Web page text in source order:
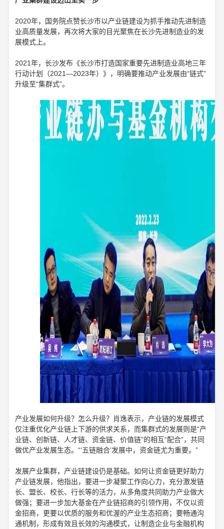
2020年，国务院点赞长沙市以产业链建设为抓手推动先进制造
业高质量发展，再次将大家的目光聚焦在长沙先进制造业的发
展模式上。
2021年，长沙发布《长沙市打造国家重要先进制造业高地三年
行动计划（2021—2023年）》，明确要推动产业发展由“链式”
升级至“集群式”。
产业发展如何升级？怎么升级？肖逸表示，产业链的发展模式
仅注重优化产业链上下游的供求关系，而集群式的发展则是“产
业链、创新链、人才链、资金链、价值链”的相互“配合”，共同
做优产业发展生态。“‘五链融合’发展中，资金链尤为重要。”
发展产业集群，产业链建设仍是基础。如何让资金链更好助力
产业链发展，他指出，要进一步凝聚工作向心力，充分激发链
长、盟长、校长、行长等的活力，从多角度共同助力产业做大
做强；要进一步加大基金在产业链招商的引领作用，不仅以资
金招商，更要以优质的服务和优渥的产业生态招商；要畅通沟
通机制，形成有效且长效的沟通模式，让制造企业与金融机构